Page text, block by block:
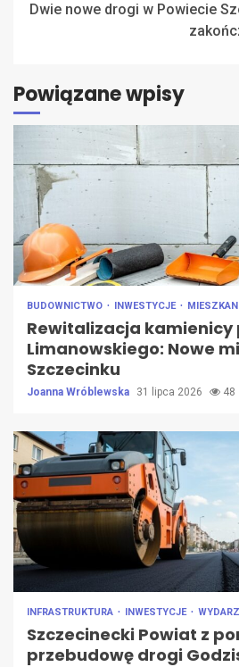
Dwie nowe drogi w Powiecie
Powiązane wpisy
BUDOWNICTWO INWESTYCJE
Rewitalizacja kamienicy
Limanowskiego: Nowe
Szczecinku
Joanna Wróblewska 31 lipca 2026 48
INFRASTRUKTURA INWESTYCJE
Szczecinecki Powiat z
przebudowę drogi